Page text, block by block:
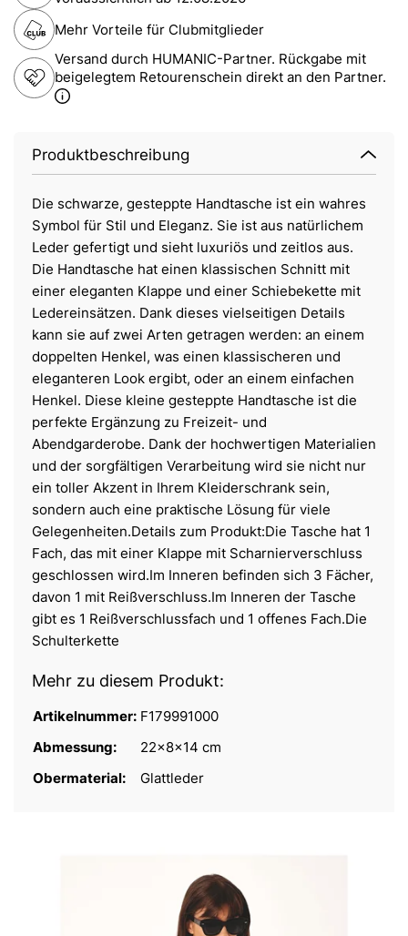
Mehr Vorteile für Clubmitglieder
Versand durch HUMANIC-Partner. Rückgabe mit
beigelegtem Retourenschein direkt an den Partner.
Produktbeschreibung
Die schwarze, gesteppte Handtasche ist ein wahres
Symbol für Stil und Eleganz. Sie ist aus natürlichem
Leder gefertigt und sieht luxuriös und zeitlos aus.
Die Handtasche hat einen klassischen Schnitt mit
einer eleganten Klappe und einer Schiebekette mit
Ledereinsätzen. Dank dieses vielseitigen Details
kann sie auf zwei Arten getragen werden: an einem
doppelten Henkel, was einen klassischeren und
eleganteren Look ergibt, oder an einem einfachen
Henkel. Diese kleine gesteppte Handtasche ist die
perfekte Ergänzung zu Freizeit- und
Abendgarderobe. Dank der hochwertigen Materialien
und der sorgfältigen Verarbeitung wird sie nicht nur
ein toller Akzent in Ihrem Kleiderschrank sein,
sondern auch eine praktische Lösung für viele
Gelegenheiten.Details zum Produkt:Die Tasche hat 1
Fach, das mit einer Klappe mit Scharnierverschluss
geschlossen wird.Im Inneren befinden sich 3 Fächer,
davon 1 mit Reißverschluss.Im Inneren der Tasche
gibt es 1 Reißverschlussfach und 1 offenes Fach.Die
Schulterkette
Mehr zu diesem Produkt:
Artikelnummer: F179991000
Abmessung:
22x8x14 cm
Obermaterial:
Glattleder